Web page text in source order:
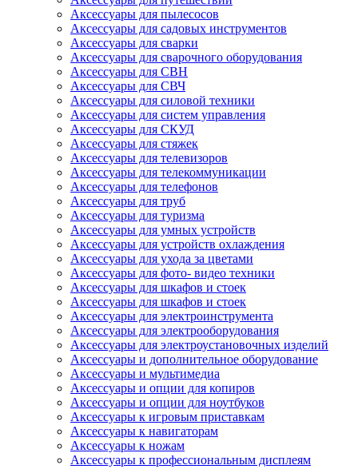
Аксессуары для пылесосов
Аксессуары для садовых инструментов
Аксессуары для сварки
Аксессуары для сварочного оборудования
Аксессуары для СВН
Аксессуары для СВЧ
Аксессуары для силовой техники
Аксессуары для систем управления
Аксессуары для СКУД
Аксессуары для стяжек
Аксессуары для телевизоров
Аксессуары для телекоммуникации
Аксессуары для телефонов
Аксессуары для труб
Аксессуары для туризма
Аксессуары для умных устройств
Аксессуары для устройств охлаждения
Аксессуары для ухода за цветами
Аксессуары для фото- видео техники
Аксессуары для шкафов и стоек
Аксессуары для шкафов и стоек
Аксессуары для электроинструмента
Аксессуары для электрооборудования
Аксессуары для электроустановочных изделий
Аксессуары и дополнительное оборудование
Аксессуары и мультимедиа
Аксессуары и опции для копиров
Аксессуары и опции для ноутбуков
Аксессуары к игровым приставкам
Аксессуары к навигаторам
Аксессуары к ножам
Аксессуары к профессиональным дисплеям